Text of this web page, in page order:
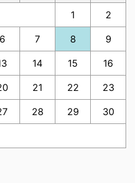
1 2
6 7 8 9
14 15 16
21 22 23
28 29 30